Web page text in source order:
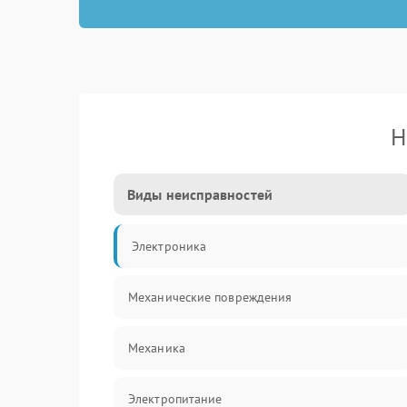
Виды неисправностей
Электроника
Механические повреждения
Механика
Электропитание